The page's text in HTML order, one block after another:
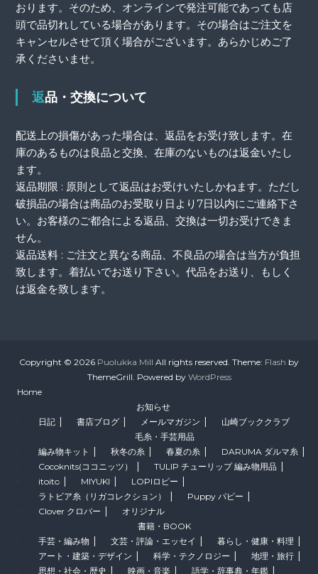
おります。そのため、オンラインで発注可能であっても店
頭で品切れしている場合があります。その場合はご注文を
キャンセルさせて頂く場合がございます。あらかじめご了
承くださいませ。
返品・交換について
配送上の損傷があった場合は、返品をお受け致します。在
庫のあるものは良品と交換、在庫のないものは返金いたし
ます。
返品期限 : 原則として返品はお受けいたしかねます。ただし
破損品の場合は商品のお受取り日より7日以内にご連絡下さ
い。お客様のご都合による返品、交換は一切お受けできま
せん。
返品送料 : ご注文と異なる商品、不良品の場合は当方が負担
致します。着払いでお送り下さい。代品をお送り、もしく
は返金を致します。
Copyright © 2026 Puolukka Mill All rights reserved. Theme: Flash by
ThemeGrill. Powered by WordPress
Home
お知らせ
日記
書店ブログ メールマガジン
山崎ブッククラブ
毛糸・手芸用品
編み物キット
秋冬の糸 春夏の糸
DARUMA ダルマ糸
Cocoknits(ココニッツ）
TULIP チューリップ 編み物用品
itoito
MIYUKI
LOPIロピー
ラトビア糸（リガコレクション）
Puppy パピー
Clover クロバー
オリジナル
書籍・BOOK
手芸・編み物
文芸・評論・エッセイ
暮らし・健康・料理
アート・建築・デザイン
科学・テクノロジー
地理・旅行
思想・社会・歴史
映画・音楽 語学・辞事典・年鑑